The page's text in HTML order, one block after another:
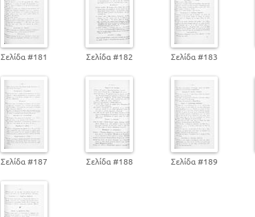
COUVERTURE
DONNER
ENTIER
Σελίδα #181 Σελίδα #182 Σελίδα #183
Σελίδα #187 Σελίδα #188 Σελίδα #189